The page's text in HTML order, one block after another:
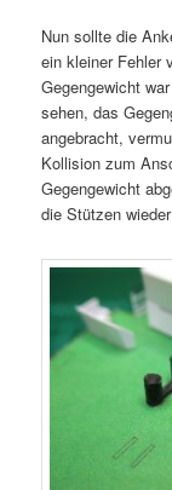
Nun sollte die
ein kleiner Fehler
Gegengewicht
sehen, das
angebracht,
Kollision zum
Gegengewicht
die Stützen